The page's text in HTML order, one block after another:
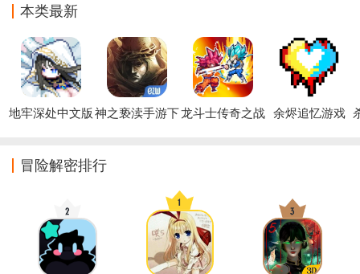
本类最新
地牢深处中文版 神之亵渎手游下龙斗士传奇之战
余烬追忆游戏
冒险解密排行